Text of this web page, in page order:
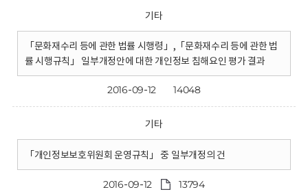
기타
「문화재수리 등에 관한 법률 시행령」,「문화재수리 등에 관한 법
률 시행규칙」 일부개정안에 대한 개인정보 침해요인 평가 결과
2016-09-12 14048
기타
「개인정보보호위원회 운영규칙」 중 일부개정의 건
2016-09-12 13794